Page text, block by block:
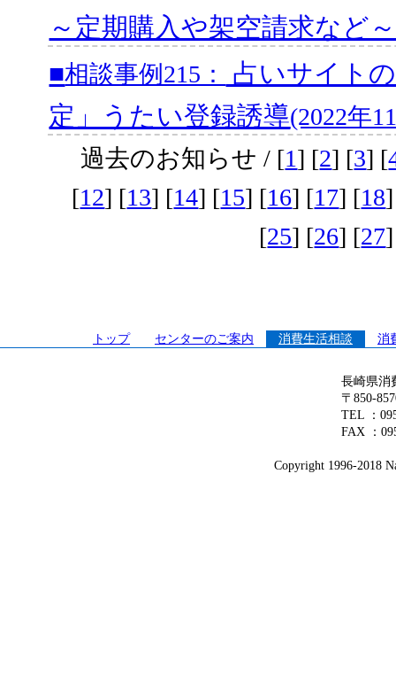
～定期購入や架空請求など～
■相談事例215：
占いサイト
定」うたい登録誘導(2022年
過去のお知らせ / [1] [2] [3] [
[12] [13] [14] [15] [16] [17] [18
[25] [26] [27
トップ センターのご案内 消費生活相談 消
長崎県消
〒850-
TEL ：
FAX ：
Copyright 1996-2018